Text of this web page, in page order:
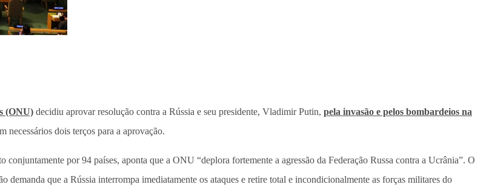
(ONU) decidiu aprovar resolução contra a Rússia e seu presidente, Vladimir Putin, pela invasão e pelos bombardeios na
necessários dois terços para a aprovação.
por 94 países, aponta que a ONU “deplora fortemente a agressão da Federação Russa contra a Ucrânia”. O
que a Rússia interrompa imediatamente os ataques e retire total e incondicionalmente as forças militares do